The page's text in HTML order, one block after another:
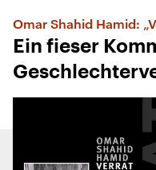
Omar Shahid Hamid:
Ein fieser